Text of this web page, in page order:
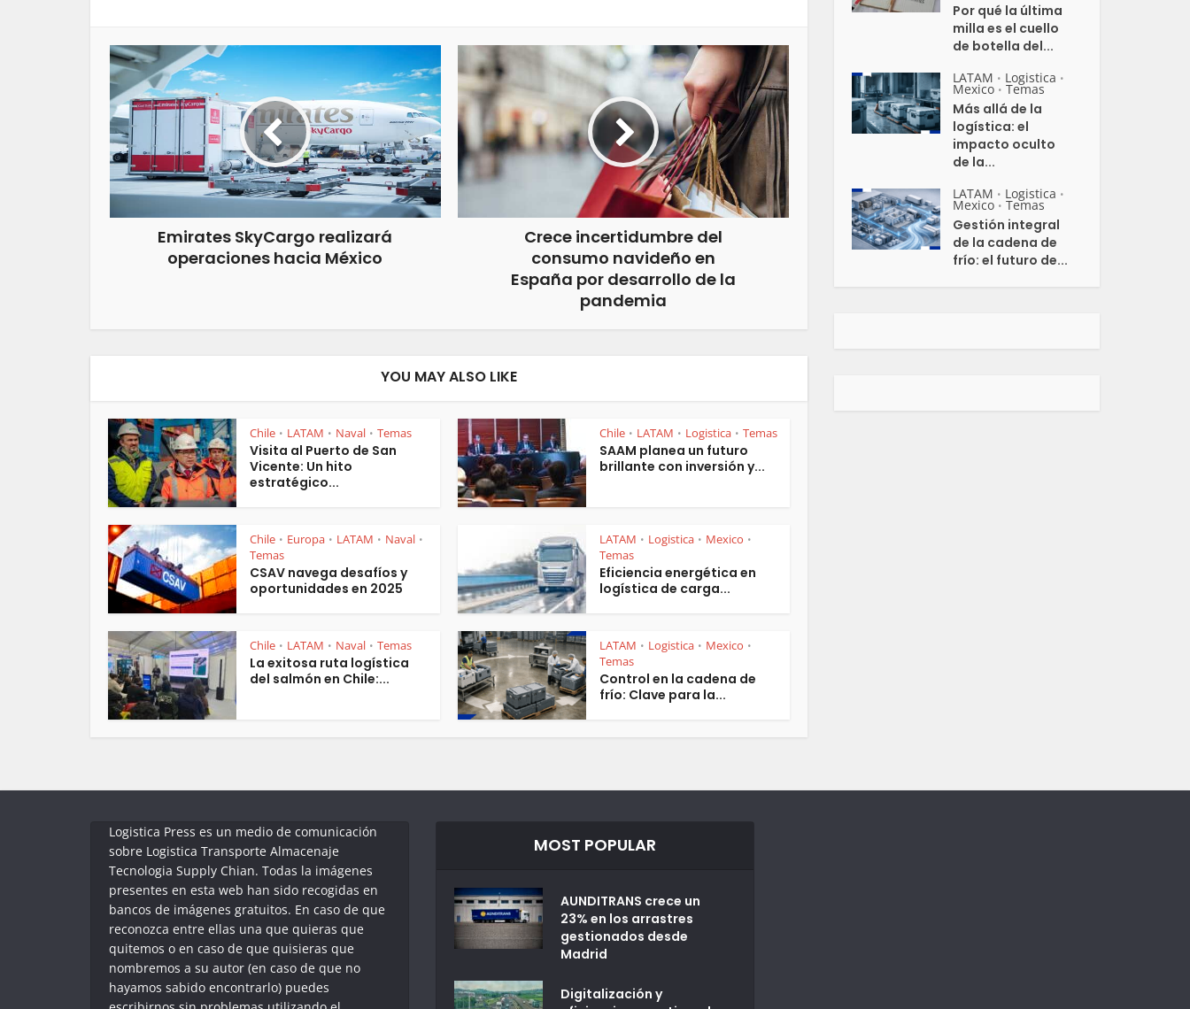
Emirates SkyCargo realizará
operaciones hacia México
Crece incertidumbre del
consumo navideño en
España por desarrollo de la
pandemia
YOU MAY ALSO LIKE
Chile • LATAM • Naval • Temas
Visita al Puerto de San
Vicente: Un hito
estratégico...
Chile • LATAM • Logistica • Temas
SAAM planea un futuro
brillante con inversión y...
Chile • Europa • LATAM • Naval •
Temas
CSAV navega desafíos y
oportunidades en 2025
LATAM • Logistica • Mexico •
Temas
Eficiencia energética en
logística de carga...
Chile • LATAM • Naval • Temas
La exitosa ruta logística
del salmón en Chile:...
LATAM • Logistica • Mexico •
Temas
Control en la cadena de
frío: Clave para la...
Por qué la última
milla es el cuello
de botella del...
LATAM • Logistica •
Mexico • Temas
Más allá de la
logística: el
impacto oculto
de la...
LATAM • Logistica •
Mexico • Temas
Gestión integral
de la cadena de
frío: el futuro de...
Logistica Press es un medio de comunicación
sobre Logistica Transporte Almacenaje
Tecnologia Supply Chian. Todas la imágenes
presentes en esta web han sido recogidas en
bancos de imágenes gratuitos. En caso de que
reconozca entre ellas una que quieras que
quitemos o en caso de que quisieras que
nombremos a su autor (en caso de que no
hayamos sabido encontrarlo) puedes
MOST POPULAR
AUNDITRANS crece un
23% en los arrastres
gestionados desde
Madrid
Digitalización y